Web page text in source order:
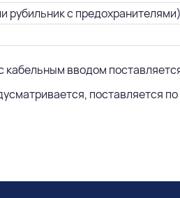
рубильник с предохранителями)
вводом
поставляется по